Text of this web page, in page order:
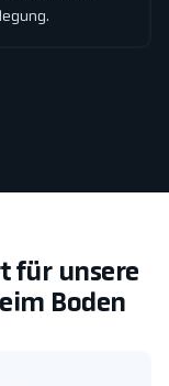
für unsere
Boden